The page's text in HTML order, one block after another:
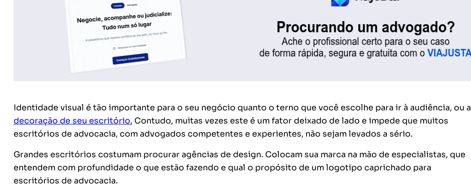
Identidade visual é tão importante para o seu negócio quanto o terno que você escolhe para ir à audiência, ou a
decoração de seu escritório. Contudo, muitas vezes este é um fator deixado de lado e impede que muitos
escritórios de advocacia, com advogados competentes e experientes, não sejam levados a sério.
Grandes escritórios costumam procurar agências de design. Colocam sua marca na mão de especialistas, que
entendem com profundidade o que estão fazendo e qual o propósito de um logotipo caprichado para
escritórios de advocacia.